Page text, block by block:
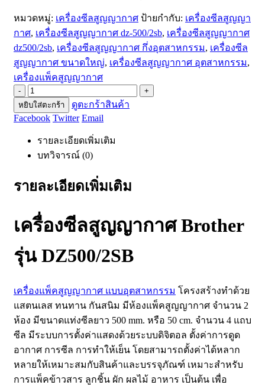
หมวดหมู่: เครื่องซีลสูญญากาศ ป้ายกำกับ: เครื่องซีลสูญญา
กาศ, เครื่องซีลสูญญากาศ dz-500/2sb, เครื่องซีลสูญญากาศ
dz500/2sb, เครื่องซีลสูญญากาศ กึ่งอุตสาหกรรม, เครื่องซีล
สูญญากาศ ขนาดใหญ่, เครื่องซีลสูญญากาศ อุตสาหกรรม,
เครื่องแพ็คสูญญากาศ
-
+
หยิบใส่ตะกร้า
ดูตะกร้าสินค้า
Facebook Twitter Email
รายละเอียดเพิ่มเติม
บทวิจารณ์ (0)
รายละเอียดเพิ่มเติม
เครื่องซีลสูญญากาศ Brother
รุ่น DZ500/2SB
เครื่องแพ็คสูญญากาศ แบบอุตสาหกรรม โครงสร้างทำด้วย
แสตนเลส ทนทาน กันสนิม มีห้องแพ็คสูญญากาศ จำนวน 2
ห้อง มีขนาดแท่งซีลยาว 500 mm. หรือ 50 cm. จำนวน 4 แถบ
ซีล มีระบบการตั้งค่าแสดงด้วยระบบดิจิตอล ตั้งค่าการดูด
อากาศ การซีล การทำให้เย็น โดยสามารถตั้งค่าได้หลาก
หลายให้เหมาะสมกับสินค้าและบรรจุภัณฑ์ เหมาะสำหรับ
การแพ็คข้าวสาร ลูกชิ้น ผัก ผลไม้ อาหาร เป็นต้น เพื่อ